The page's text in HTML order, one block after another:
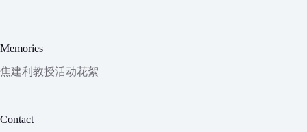
Memories
焦建利教授活动花絮
Contact